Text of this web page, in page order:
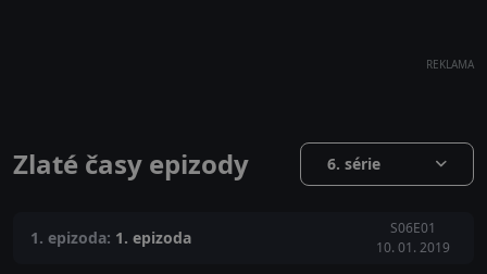
REKLAMA
Zlaté časy epizody 6. série
1. epizoda: 1. epizoda
S06E01
10. 01. 2019